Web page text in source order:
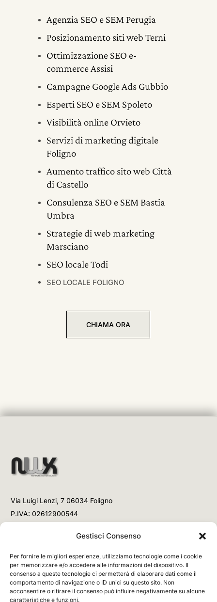
Gestisci Consenso
Per fornire le migliori esperienze, utilizziamo tecnologie come i cookie
per memorizzare e/o accedere alle informazioni del dispositivo. Il
consenso a queste tecnologie ci permetterà di elaborare dati come il
comportamento di navigazione o ID unici su questo sito. Non
acconsentire o ritirare il consenso può influire negativamente su alcune
caratteristiche e funzioni.
Agenzia SEO e SEM Perugia
Posizionamento siti web Terni
Ottimizzazione SEO e-
commerce Assisi
Campagne Google Ads Gubbio
Esperti SEO e SEM Spoleto
Visibilità online Orvieto
Servizi di marketing digitale
Foligno
Aumento traffico sito web Città
di Castello
Consulenza SEO e SEM Bastia
Umbra
Strategie di web marketing
Marsciano
SEO locale Todi
SEO LOCALE FOLIGNO
CHIAMA ORA
Via Luigi Lenzi, 7 06034 Foligno
P.IVA: 02612900544
+39 3477853708 (Chiamata)
Email
info@networx.it